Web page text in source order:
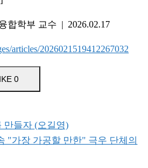
합학부 교수 | 2026.02.17
articles/2026021519412267032
0
만들자 (오길영)
"가장 가공할 만한" 극우 단체의